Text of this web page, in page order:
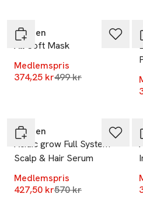
Redken
All Soft Mask
Medlemspris
374,25 krLägsta pris 30 dagar
499 kr
Redken
Acidic grow Full System
Scalp & Hair Serum
Medlemspris
427,50 krLägsta pris 30 dagar
570 kr